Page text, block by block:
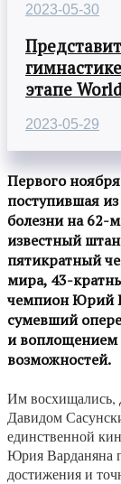
2023-05-30
этапе
2023-05-29
Первого
поступившая
болезни на 62-
известный
пятикратный
мира, 43-
чемпион Юрий
сумевший
и воплощением
возможностей.
Им восхищались,
Давидом
единственной
Юрия Варданяна
достижения и